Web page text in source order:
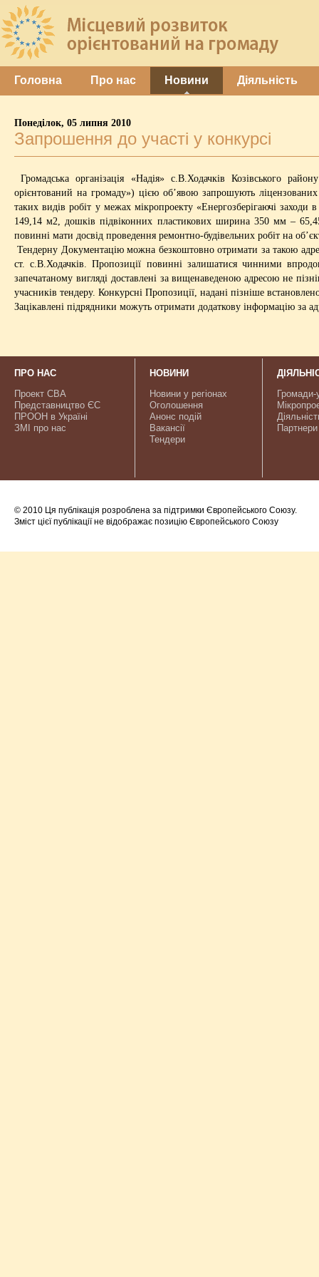
Головна Про нас Новини Діяльність
Понеділок, 05 липня 2010
Запрошення до участі у конкурсі
Громадська організація «Надія» с.В.Ходачків Козівського
орієнтований на громаду») цією об’явою запрошують
таких видів робіт у межах мікропроекту «Енергозберігаючі
149,14 м2, дошків підвіконних пластикових ширина 350 мм –
повинні мати досвід проведення ремонтно-будівельних робіт на
Тендерну Документацію можна безкоштовно отримати за такою
ст. с.В.Ходачків. Пропозиції повинні залишатися чинними
запечатаному вигляді доставлені за вищенаведеною адресою не
учасників тендеру. Конкурсні Пропозиції, надані пізніше
Зацікавлені підрядники можуть отримати додаткову інформацію за
ПРО НАС
Проект CBA
Представництво ЄС
ПРООН в Україні
ЗМІ про нас
НОВИНИ
Новини у регіонах
Оголошення
Анонс подій
Вакансії
Тендери
Громади-
Партнери
© 2010 Ця публікація розроблена за підтримки Європейського Союзу.
Зміст цієї публікації не відображає позицію Європейського Союзу